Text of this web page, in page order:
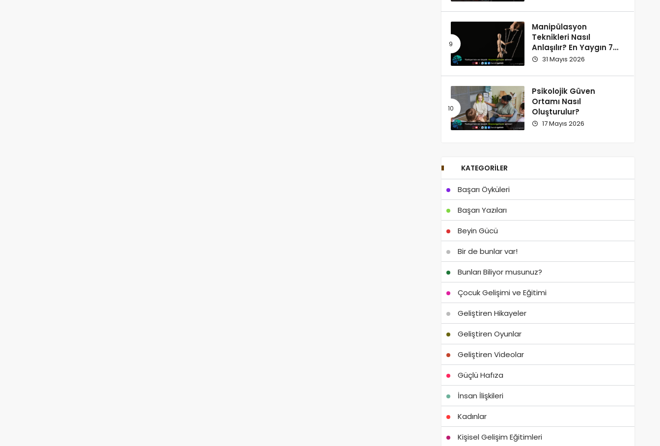
Manipülasyon
Teknikleri Nasıl
Anlaşılır? En Yaygın 7
İşaret
31 Mayıs 2026
Psikolojik Güven
Ortamı Nasıl
Oluşturulur?
17 Mayıs 2026
KATEGORILER
Başarı Öyküleri
Başarı Yazıları
Beyin Gücü
Bir de bunlar var!
Bunları Biliyor musunuz?
Çocuk Gelişimi ve Eğitimi
Geliştiren Hikayeler
Geliştiren Oyunlar
Geliştiren Videolar
Güçlü Hafıza
İnsan İlişkileri
Kadınlar
Kişisel Gelişim Eğitimleri